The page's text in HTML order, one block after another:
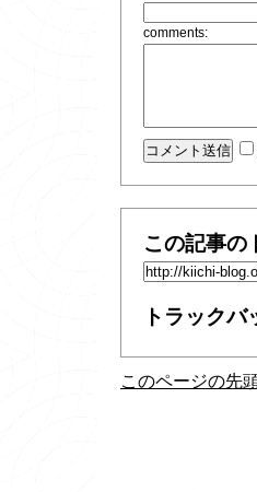
comments:
この記事の
トラックバ
このページの先